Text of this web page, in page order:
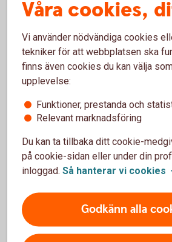
Behöver jag vara kund för att
När får jag besked?
Pris och ränta Billån
Våra cookies,
Vi använder nödvändiga cookies
tekniker för att webbplatsen ska
finns även cookies du kan välja
upplevelse:
Funktioner, prestanda och
Relevant marknadsföring
Du kan ta tillbaka ditt cookie-
på cookie-sidan eller under din
inloggad. Så hanterar vi cookies
Godkänn alla